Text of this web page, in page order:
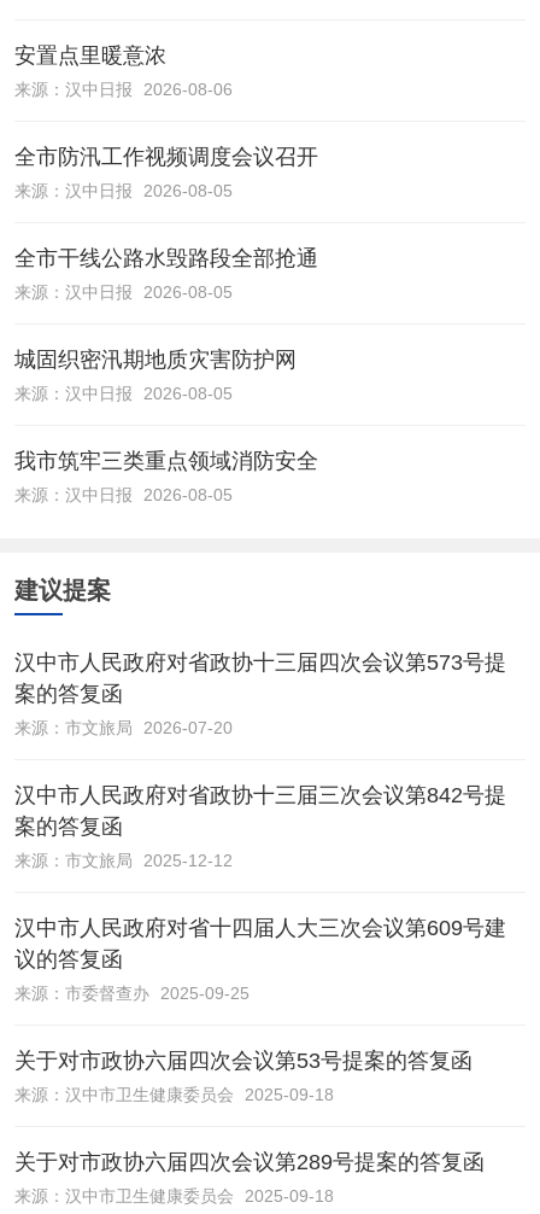
安置点里暖意浓
来源： 汉中日报 2026-08-06
全市防汛工作视频调度会议召开
来源： 汉中日报 2026-08-05
全市干线公路水毁路段全部抢通
来源： 汉中日报 2026-08-05
城固织密汛期地质灾害防护网
来源： 汉中日报 2026-08-05
我市筑牢三类重点领域消防安全
来源： 汉中日报 2026-08-05
建议提案
汉中市人民政府对省政协十三届四次会议第573号提
案的答复函
来源： 市文旅局 2026-07-20
汉中市人民政府对省政协十三届三次会议第842号提
案的答复函
来源： 市文旅局 2025-12-12
汉中市人民政府对省十四届人大三次会议第609号建
议的答复函
来源： 市委督查办 2025-09-25
关于对市政协六届四次会议第53号提案的答复函
来源： 汉中市卫生健康委员会 2025-09-18
关于对市政协六届四次会议第289号提案的答复函
来源： 汉中市卫生健康委员会 2025-09-18